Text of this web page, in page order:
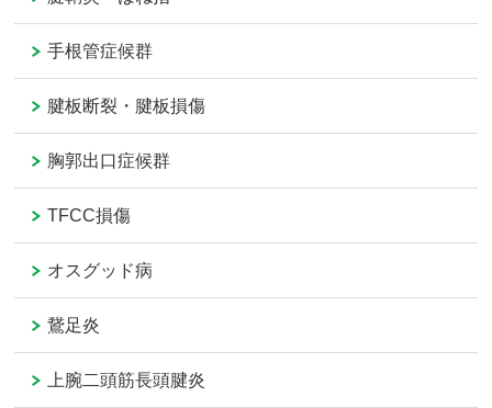
手根管症候群
腱板断裂・腱板損傷
胸郭出口症候群
TFCC損傷
オスグッド病
鵞足炎
上腕二頭筋長頭腱炎